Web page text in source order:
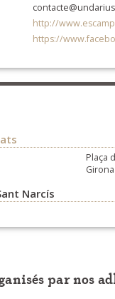
http://
https://
Plaça
Narcís
par nos